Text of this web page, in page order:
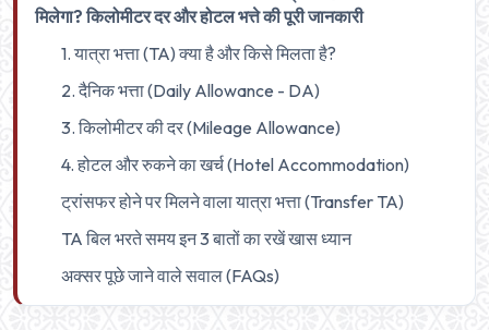
मिलेगा? किलोमीटर दर और होटल भत्ते की पूरी जानकारी
1. यात्रा भत्ता (TA) क्या है और किसे मिलता है?
2. दैनिक भत्ता (Daily Allowance - DA)
3. किलोमीटर की दर (Mileage Allowance)
4. होटल और रुकने का खर्च (Hotel Accommodation)
ट्रांसफर होने पर मिलने वाला यात्रा भत्ता (Transfer TA)
TA बिल भरते समय इन 3 बातों का रखें खास ध्यान
अक्सर पूछे जाने वाले सवाल (FAQs)